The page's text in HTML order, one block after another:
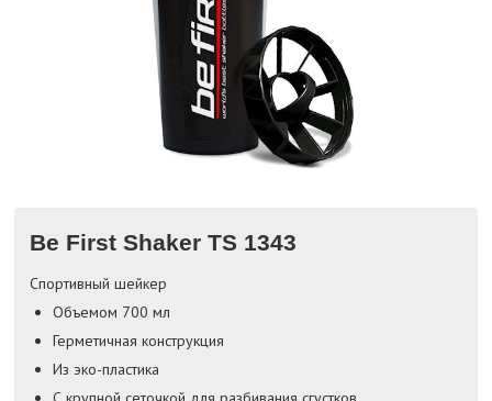
Be First Shaker TS 1343
Спортивный шейкер
Объемом 700 мл
Герметичная конструкция
Из эко-пластика